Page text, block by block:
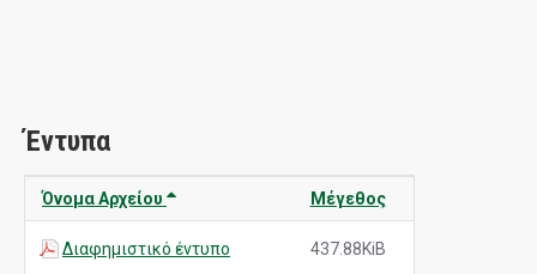
Έντυπα
Όνομα Αρχείου Μέγεθος
Διαφημιστικό έντυπο 437.88KiB